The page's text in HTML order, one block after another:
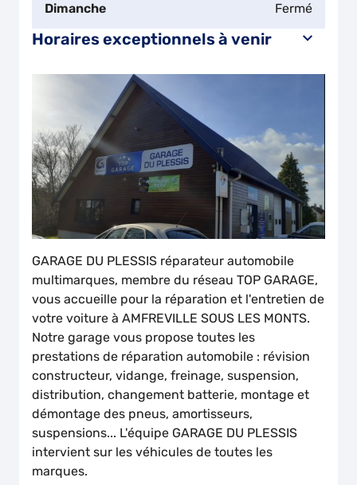
Dimanche Fermé
Horaires exceptionnels à venir
GARAGE DU PLESSIS réparateur automobile
multimarques, membre du réseau TOP GARAGE,
vous accueille pour la réparation et l'entretien de
votre voiture à AMFREVILLE SOUS LES MONTS.
Notre garage vous propose toutes les
prestations de réparation automobile : révision
constructeur, vidange, freinage, suspension,
distribution, changement batterie, montage et
démontage des pneus, amortisseurs,
suspensions... L'équipe GARAGE DU PLESSIS
intervient sur les véhicules de toutes les
marques.